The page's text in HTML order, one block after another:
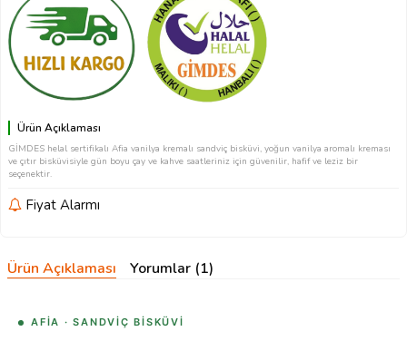
Ürün Açıklaması
GİMDES helal sertifikalı Afia vanilya kremalı sandviç bisküvi, yoğun vanilya aromalı kreması
ve çıtır bisküvisiyle gün boyu çay ve kahve saatleriniz için güvenilir, hafif ve leziz bir
seçenektir.
Fiyat Alarmı
Ürün Açıklaması Yorumlar (1)
AFİA · SANDVIÇ BISKÜVI